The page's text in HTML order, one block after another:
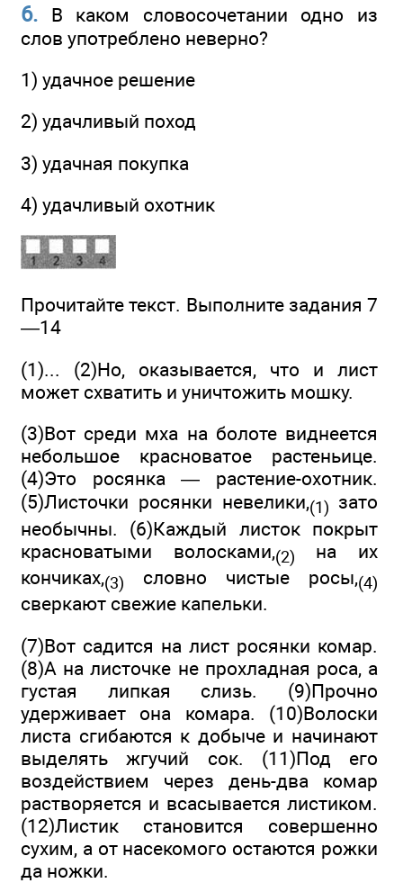
6. В каком словосочетании одно из
слов употреблено неверно?
1) удачное решение
2) удачливый поход
3) удачная покупка
4) удачливый охотник
Прочитайте текст. Выполните задания 7
—14
(1)... (2)Но, оказывается, что и лист
может схватить и уничтожить мошку.
(3)Вот среди мха на болоте виднеется
небольшое красноватое растеньице.
(4)Это росянка — растение-охотник.
(5)Листочки росянки невелики,(1) зато
необычны. (6)Каждый листок покрыт
красноватыми волосками,(2)
на их
кончиках,(3) словно чистые росы,(4)
сверкают свежие капельки.
(7)Вот садится на лист росянки комар.
(8)А на листочке не прохладная роса, а
густая липкая слизь. (9)Прочно
удерживает она комара. (10)Волоски
листа сгибаются к добыче и начинают
выделять жгучий сок. (11)Под его
воздействием через день-два комар
растворяется и всасывается листиком.
(12)Листик становится совершенно
сухим, а от насекомого остаются рожки
да ножки.